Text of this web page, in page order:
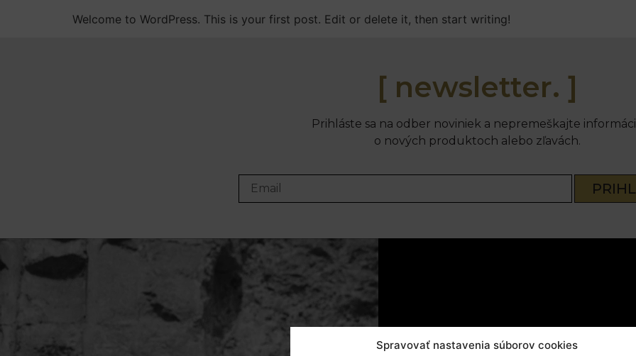
Spravovať nastavenia súborov cookies
Welcome to WordPress. This is your first post. Edit or delete it, then start writing!
[ newsletter. ]
Prihláste sa na odber noviniek a nepremeškajte
o nových produktoch alebo zľavách.